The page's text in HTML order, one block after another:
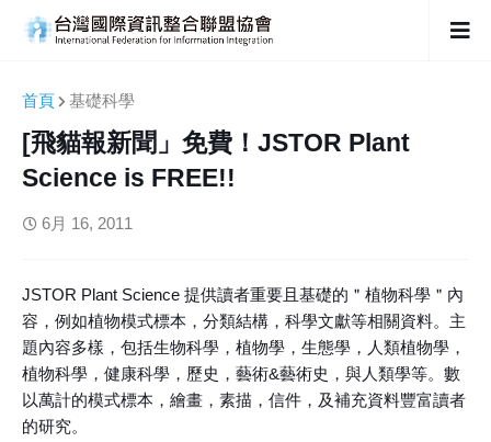
首頁 基礎科學
[飛貓報新聞」免費！JSTOR Plant
Science is FREE!!
6月 16, 2011
JSTOR Plant Science 提供讀者重要且基礎的＂植物科學＂內
容，例如植物模式標本，分類結構，科學文獻等相關資料。主
題內容多樣，包括生物科學，植物學，生態學，人類植物學，
植物科學，健康科學，歷史，藝術&藝術史，與人類學等。數
以萬計的模式標本，繪畫，素描，信件，及補充資料豐富讀者
的研究。